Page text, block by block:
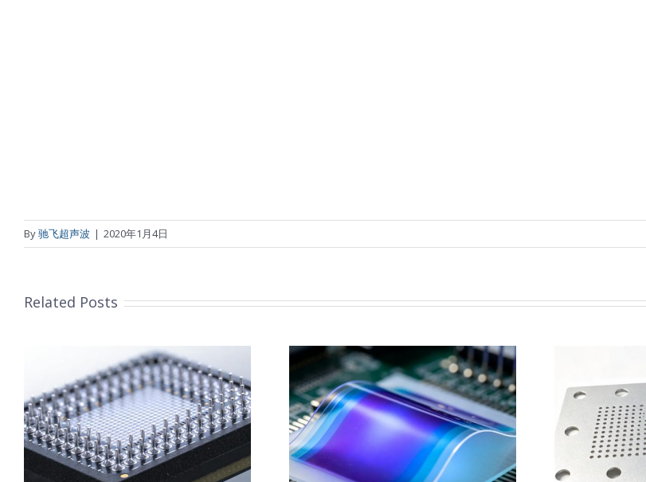
By驰飞超声波 | 2020年1月4日
Related Posts
柔性薄膜光致变色膜制备
超声波喷涂工艺原理及应
用研究
钛基钌铱阳极超声波涂覆
解决方案
超